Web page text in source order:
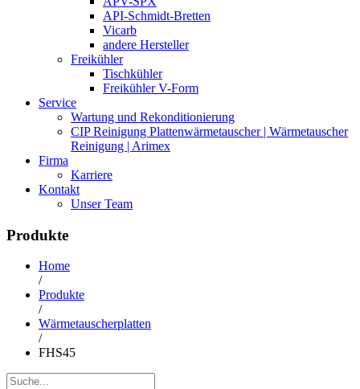
API-Schmidt-Bretten
Vicarb
andere Hersteller
Freikühler
Tischkühler
Freikühler V-Form
Service
Wartung und Rekonditionierung
CIP Reinigung Plattenwärmetauscher | Wärmetauscher
Reinigung | Arimex
Firma
Karriere
Kontakt
Unser Team
Produkte
Home
/
Produkte
/
Wärmetauscherplatten
/
FHS45